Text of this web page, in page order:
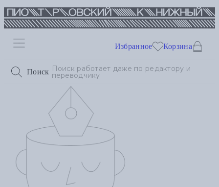
Поиск
Избранное Корзина